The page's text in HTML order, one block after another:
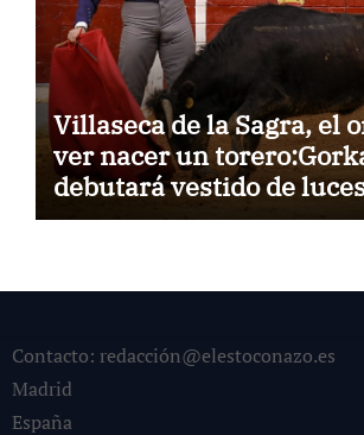
Villaseca de la Sagra, el
ver nacer un
debutará vestido de
pueblo
Contacto: redacción@elestoconazo.es
Madrid
España